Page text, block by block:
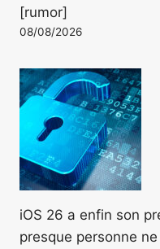
[rumor]
08/08/2026
iOS 26 a enfin son
presque personne